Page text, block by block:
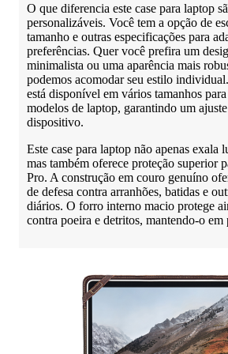
O que diferencia este case para laptop
personalizáveis. Você tem a opção de
tamanho e outras especificações para
preferências. Quer você prefira um
minimalista ou uma aparência mais
podemos acomodar seu estilo
está disponível em vários tamanhos
modelos de laptop, garantindo um
dispositivo.
Este case para laptop não apenas exala
mas também oferece proteção superior
Pro. A construção em couro genuíno
de defesa contra arranhões, batidas e
diários. O forro interno macio protege
contra poeira e detritos, mantendo-o em